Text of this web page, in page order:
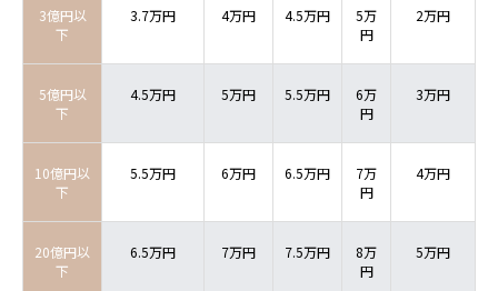
3億円以
下
3.7万円 4万円 4.5万円
5万
円
2万円
5億円以
下
4.5万円 5万円 5.5万円
6万
円
3万円
10億円以
下
5.5万円 6万円 6.5万円
7万
円
4万円
20億円以
下
6.5万円 7万円 7.5万円
8万
円
5万円